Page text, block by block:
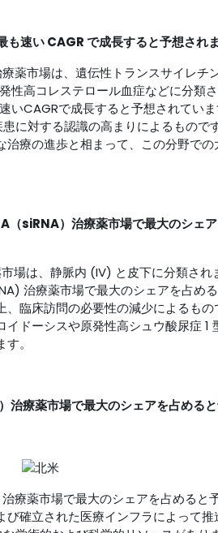
も速い CAGR で成長すると予想さ
薬市場は、遺伝性トランスサイレチ
性高コレステロール血症などに分類
CAGRで成長すると予想されてい
に対する認識の高まりによるもので
療の進歩と相まって、この分野で
siRNA）治療薬市場で最大のシェ
場は、静脈内 (IV) と皮下に分類さ
治療薬市場で最大のシェアを占め
臨床訪問の必要性の減少によるも
ドーシスや原発性高シュウ酸尿症 1
。
療薬市場で最大のシェアを占めると
療薬市場で最大のシェアを占めると
確立された医療インフラによって